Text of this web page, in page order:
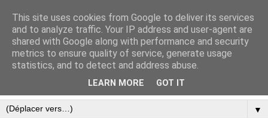
▼
This site uses cookies from Google to deliver its services
and to analyze traffic. Your IP address and user-agent are
shared with Google along with performance and security
metrics to ensure quality of service, generate usage
statistics, and to detect and address abuse.
LEARN MORE GOT IT